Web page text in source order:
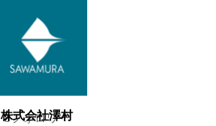
株式会社澤村
8フォロワー